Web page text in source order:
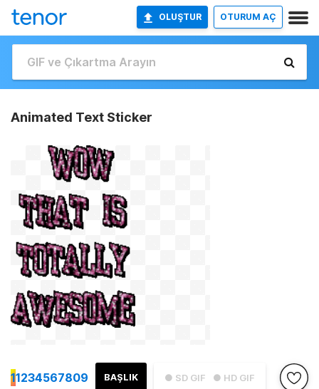
OLUŞTUR OTURUM AÇ
Animated Text Sticker
● SD GIF ● HD GIF
BAŞLIK
11234567809